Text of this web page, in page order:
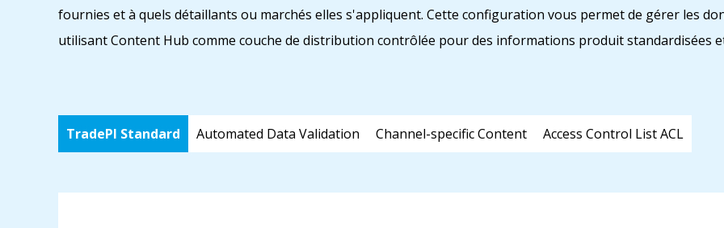
fournies et à quels détaillants ou marchés elles s'appliquent. Cette configuration vous permet de gérer les
utilisant Content Hub comme couche de distribution contrôlée pour des informations produit standardisées
TradePI Standard Automated Data Validation Channel-specific Content Access Control List ACL